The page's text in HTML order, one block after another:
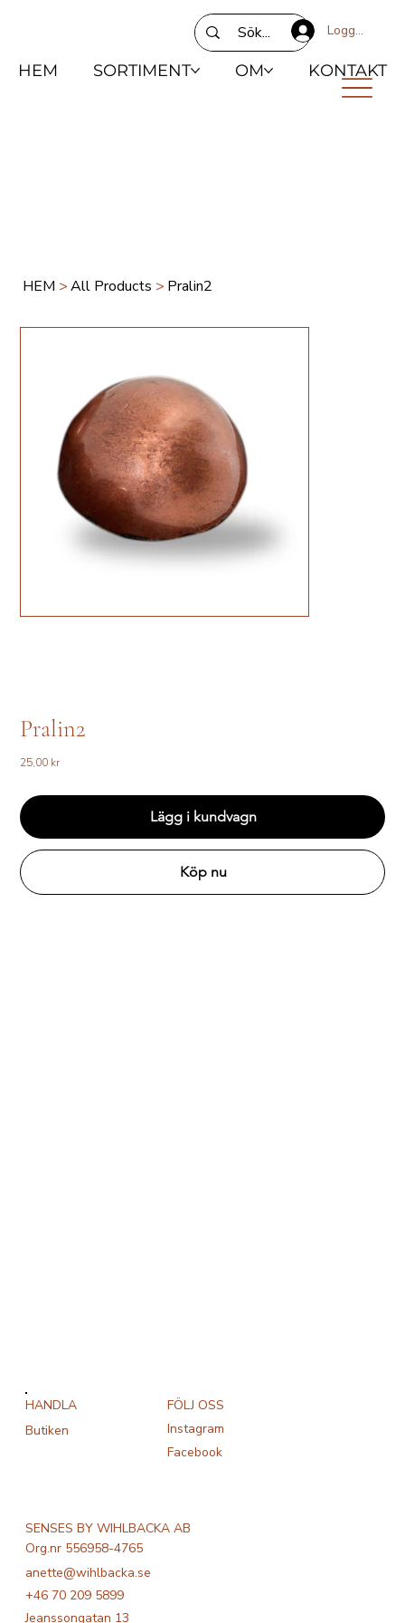
HEM SORTIMENT OM KONTAKT
Logga in
HEM >All Products > Pralin2
Pralin2
Pris
25,00 kr
Lägg i kundvagn
Köp nu
HANDLA
Butiken
anette@wihlbacka.se
SENSES BY WIHLBACKA AB
Org.nr 556958-4765
+46 70 209 5899
Jeanssongatan 13
FÖLJ OSS
Instagram
Facebook